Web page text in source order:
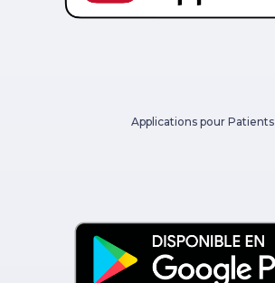
Applications pour Patients